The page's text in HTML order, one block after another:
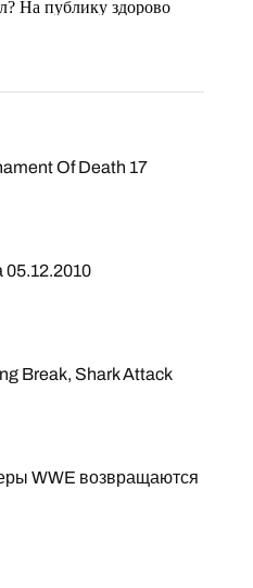
Of Death 17
05.12.2010
Break, Shark Attack
WWE возвращаются